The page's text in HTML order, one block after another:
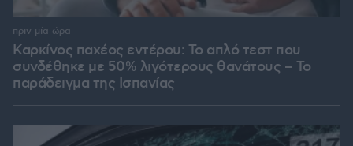
Καρκίνος παχέος εντέρου: Το απλό τεστ που
συνδέθηκε με 50% λιγότερους θανάτους – Το
παράδειγμα της Ισπανίας
πριν μία ώρα